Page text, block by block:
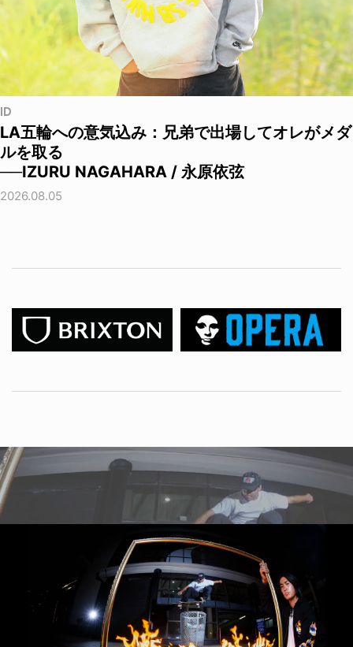
ID
LA五輪への意気込み：兄弟で出場してオレがメダ
ルを取る
──IZURU NAGAHARA / 永原依弦
2026.08.05